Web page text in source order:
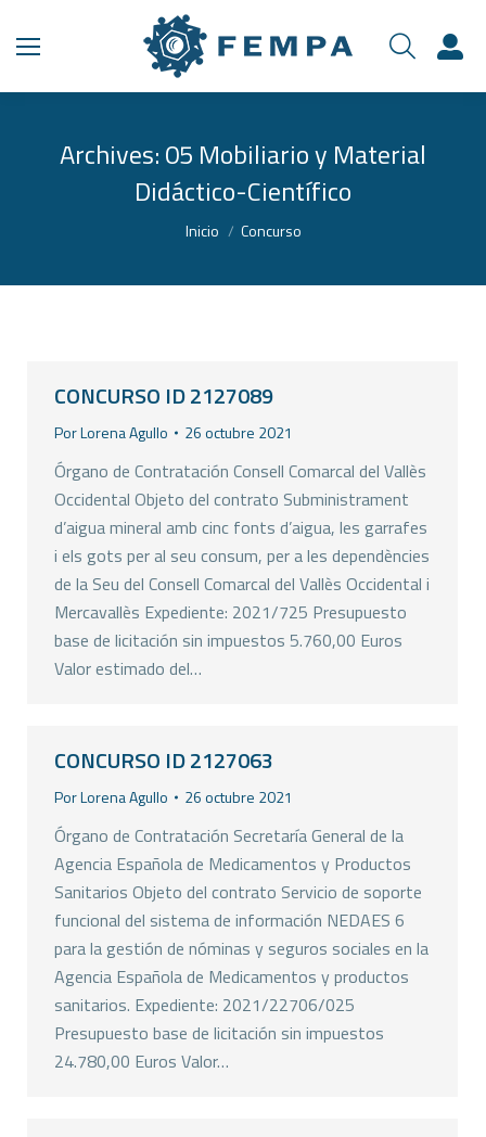
Archives:05 Mobiliario y Material
Didáctico-Científico
Estás aquí:
Inicio Concurso
CONCURSO ID 2127089
PorLorena Agullo 26 octubre 2021
Órgano de Contratación Consell Comarcal del Vallès
Occidental Objeto del contrato Subministrament
d’aigua mineral amb cinc fonts d’aigua, les garrafes
i els gots per al seu consum, per a les dependències
de la Seu del Consell Comarcal del Vallès Occidental i
Mercavallès Expediente: 2021/725 Presupuesto
base de licitación sin impuestos 5.760,00 Euros
Valor estimado del…
CONCURSO ID 2127063
PorLorena Agullo 26 octubre 2021
Órgano de Contratación Secretaría General de la
Agencia Española de Medicamentos y Productos
Sanitarios Objeto del contrato Servicio de soporte
funcional del sistema de información NEDAES 6
para la gestión de nóminas y seguros sociales en la
Agencia Española de Medicamentos y productos
sanitarios. Expediente: 2021/22706/025
Presupuesto base de licitación sin impuestos
24.780,00 Euros Valor…